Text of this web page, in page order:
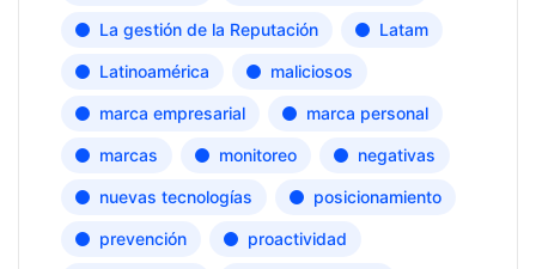
La gestión de la Reputación Latam
Latinoamérica maliciosos
marca empresarial marca personal
marcas monitoreo negativas
nuevas tecnologías posicionamiento
prevención proactividad